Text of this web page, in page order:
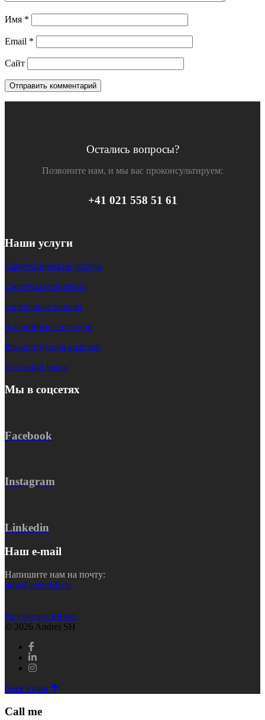
Имя *
Email *
Сайт
Остались вопросы?
Позвоните нам, и мы вас проконсультируем:
+41 021 558 51 61
Наши услуги
Сантехнические услуги
Системы отопления
Солнечные панели
Аварийные ситуации
Реконструкция квартир
Тепловой насос
Мы в соцсетях
Facebook
Instagram
Linkedin
Наш e-mail
Напишите нам на почту:
info@andreish.ch
Разработчик KitWeb
© 2026 Andrei SH
Back to top
Call me